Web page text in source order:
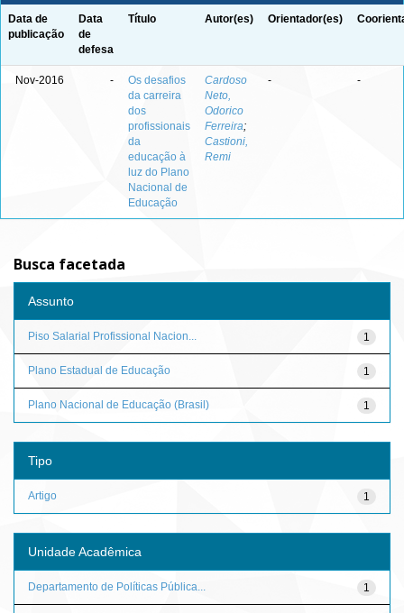
Data de
publicação
Data
de
defesa
Título Autor(es) Orientador(es)
Nov-2016 -
Os desafios
da carreira
dos
profissionais
da
educação à
luz do Plano
Nacional de
Educação
Cardoso
Neto,
Odorico
Ferreira;
Castioni,
Remi
- -
Busca facetada
Assunto
1
Piso Salarial Profissional Nacion...
1
Plano Estadual de Educação
1
Plano Nacional de Educação (Brasil)
Tipo
1
Artigo
Unidade Acadêmica
1
Departamento de Políticas Pública...